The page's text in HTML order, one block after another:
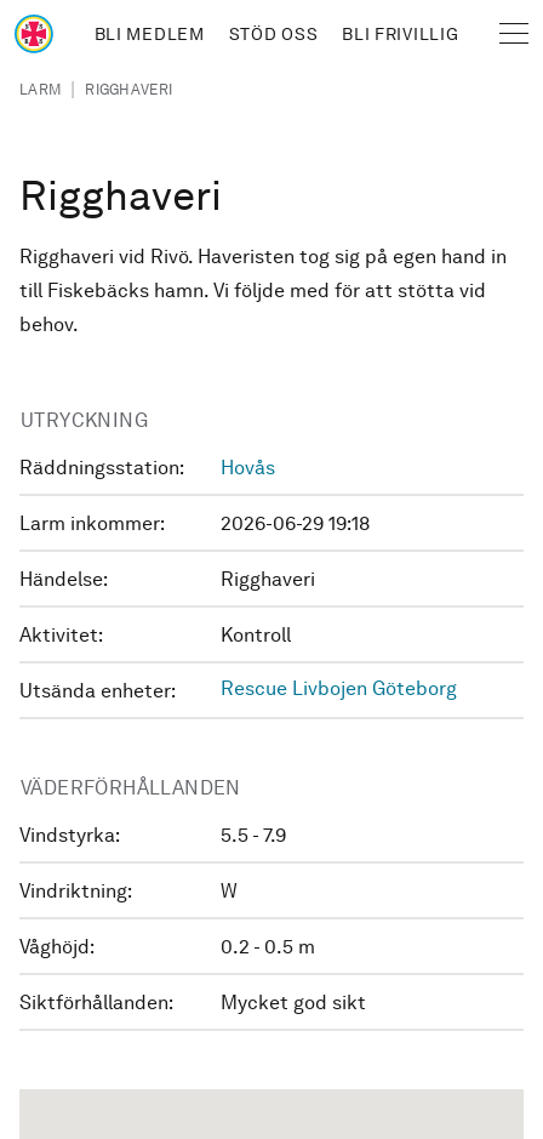
Hoppa till huvudinnehåll
BLI MEDLEM STÖD OSS BLI FRIVILLIG
Länkstig
LARM | RIGGHAVERI
Rigghaveri
Rigghaveri vid Rivö. Haveristen tog sig på egen hand in
till Fiskebäcks hamn. Vi följde med för att stötta vid
behov.
UTRYCKNING
Räddningsstation: Hovås
Larm inkommer: 2026-06-29 19:18
Händelse: Rigghaveri
Aktivitet: Kontroll
Utsända enheter: Rescue Livbojen Göteborg
VÄDERFÖRHÅLLANDEN
Vindstyrka: 5.5 - 7.9
Vindriktning: W
Våghöjd: 0.2 - 0.5 m
Siktförhållanden: Mycket god sikt